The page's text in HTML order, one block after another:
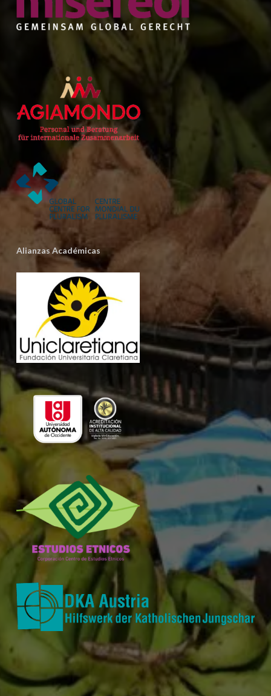
Alianzas Académicas